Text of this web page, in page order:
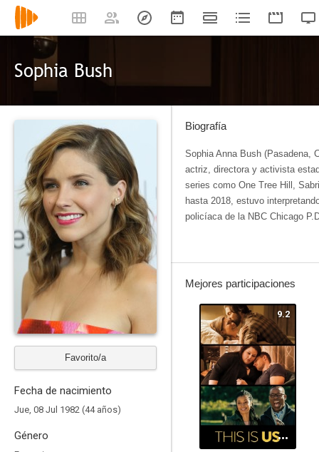
Sophia Bush
Favorito/a
Fecha de nacimiento
Jue, 08 Jul 1982 (44 años)
Género
Biografía
Sophia Anna Bush (Pasadena,
actriz, directora y activista
series como One Tree Hill,
hasta 2018, estuvo
policíaca de la NBC Chicago
Mejores participaciones
9.2